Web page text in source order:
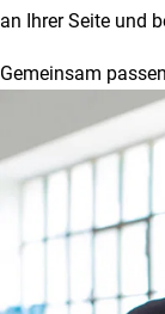
an Ihrer Seite und
Gemeinsam